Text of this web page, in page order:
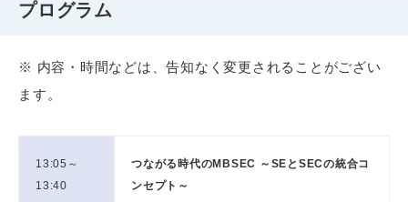
プログラム
※ 内容・時間などは、告知なく変更されることがござい
ます。
13:05～
13:40
つながる時代のMBSEC ～SEとSECの統合コ
ンセプト～